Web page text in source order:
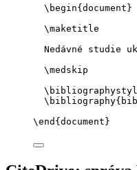
\begin{ document }
\maketitle
Nedávné studie
\medskip
\bibliography
\end { document }